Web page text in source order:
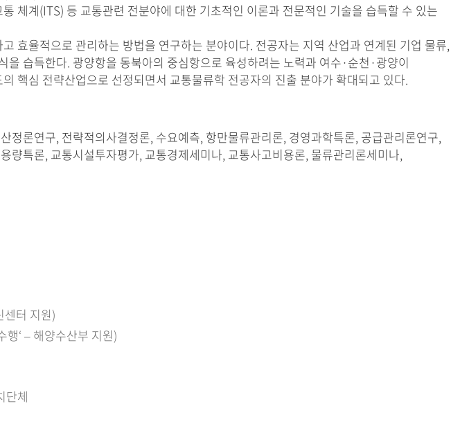
체계(ITS) 등 교통관련 전분야에 대한 기초적인 이론과 전문적인 기술을 습득할 수 있는
효율적으로 관리하는 방법을 연구하는 분야이다. 전공자는 지역 산업과 연계된 기업 물류,
습득한다. 광양항을 동북아의 중심항으로 육성하려는 노력과 여수·순천·광양이
핵심 전략산업으로 선정되면서 교통물류학 전공자의 진출 분야가 확대되고 있다.
론연구, 전략적의사결정론, 수요예측, 항만물류관리론, 경영과학특론, 공급관리론연구,
특론, 교통시설투자평가, 교통경제세미나, 교통사고비용론, 물류관리론세미나,
센터 지원)
‘ – 해양수산부 지원)
단체